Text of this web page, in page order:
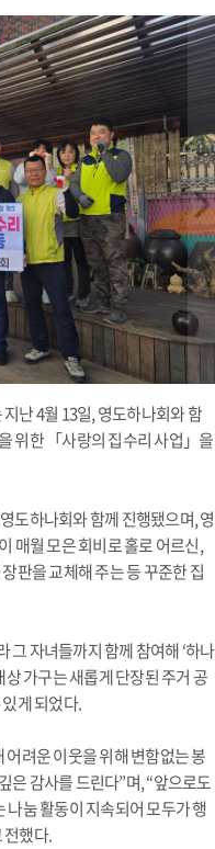
›
난 4월 13일, 영도하나회와 함
위한 「사랑의 집수리 사업」을
도하나회와 함께 진행됐으며, 영
매월 모은 회비로 홀로 어르신,
판을 교체해 주는 등 꾸준한 집
그 자녀들까지 함께 참여해 ‘하나
가구는 새롭게 단장된 주거 공
게 되었다.
려운 이웃을 위해 변함없는 봉
은 감사를 드린다”며, “앞으로도
눔 활동이 지속되어 모두가 행
전했다.